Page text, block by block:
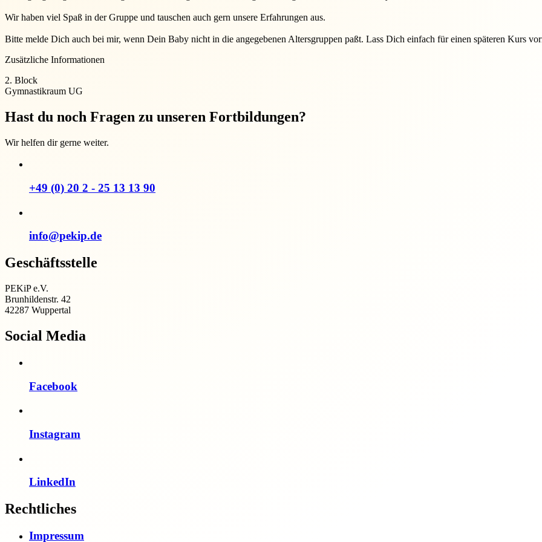
Wir haben viel Spaß in der Gruppe und tauschen auch gern unsere Erfahrungen aus.
Bitte melde Dich auch bei mir, wenn Dein Baby nicht in die angegebenen Altersgruppen paßt. Lass Dich einfach für einen späteren Kurs
Zusätzliche Informationen
2. Block
Gymnastikraum UG
Hast du noch Fragen zu unseren Fortbildungen?
Wir helfen dir gerne weiter.
+49 (0) 20 2 - 25 13 13 90
info@pekip.de
Geschäftsstelle
PEKiP e.V.
Brunhildenstr. 42
42287 Wuppertal
Social Media
Facebook
Instagram
LinkedIn
Rechtliches
Impressum